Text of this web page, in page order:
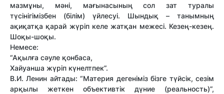
мазмұны, мәні, мағынасының сол зат туралы
түсінігімізбен (білім) үйлесуі. Шындық – танымның
ақиқатқа қарай жүріп келе жатқан межесі. Кезең-кезең.
Шоқы-шоқы.
Немесе:
“Ақылға сәуле қонбаса,
Хайуанша жүріп күнелтпек”.
В.И. Ленин айтады: “Материя дегеніміз бізге түйсік, сезім
арқылы жеткен объективтік дүние (реальность)”,